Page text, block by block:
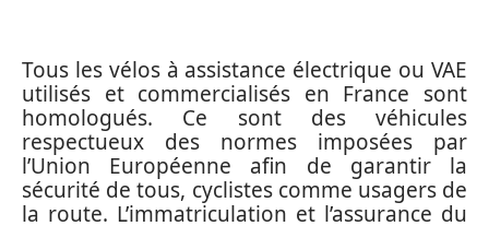
Tous les vélos à assistance électrique ou VAE
utilisés et commercialisés en France sont
homologués. Ce sont des véhicules
respectueux des normes imposées par
l’Union Européenne afin de garantir la
sécurité de tous, cyclistes comme usagers de
la route. L’immatriculation et l’assurance du